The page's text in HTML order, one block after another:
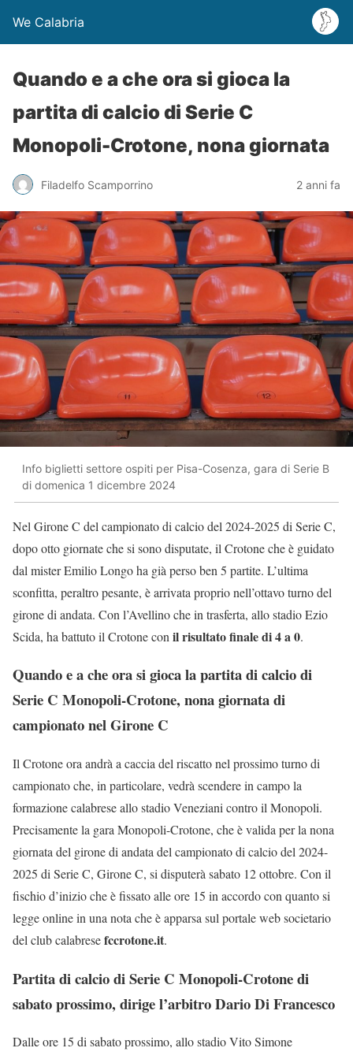
We Calabria
Quando e a che ora si gioca la
partita di calcio di Serie C
Monopoli-Crotone, nona giornata
Filadelfo Scamporrino 2 anni fa
Info biglietti settore ospiti per Pisa-Cosenza, gara di Serie B
di domenica 1 dicembre 2024
Nel Girone C del campionato di calcio del 2024-2025 di Serie C,
dopo otto giornate che si sono disputate, il Crotone che è guidato
dal mister Emilio Longo ha già perso ben 5 partite. L’ultima
sconfitta, peraltro pesante, è arrivata proprio nell’ottavo turno del
girone di andata. Con l’Avellino che in trasferta, allo stadio Ezio
Scida, ha battuto il Crotone con il risultato finale di 4 a 0.
Quando e a che ora si gioca la partita di calcio di
Serie C Monopoli-Crotone, nona giornata di
campionato nel Girone C
Il Crotone ora andrà a caccia del riscatto nel prossimo turno di
campionato che, in particolare, vedrà scendere in campo la
formazione calabrese allo stadio Veneziani contro il Monopoli.
Precisamente la gara Monopoli-Crotone, che è valida per la nona
giornata del girone di andata del campionato di calcio del 2024-
2025 di Serie C, Girone C, si disputerà sabato 12 ottobre. Con il
fischio d’inizio che è fissato alle ore 15 in accordo con quanto si
legge online in una nota che è apparsa sul portale web societario
del club calabresefccrotone.it.
Partita di calcio di Serie C Monopoli-Crotone di
sabato prossimo, dirige l’arbitro Dario Di Francesco
Dalle ore 15 di sabato prossimo, allo stadio Vito Simone